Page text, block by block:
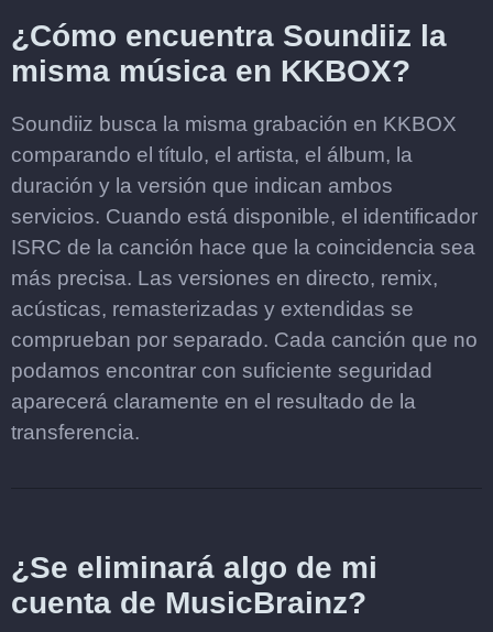
¿Cómo encuentra Soundiiz la
misma música en KKBOX?
Soundiiz busca la misma grabación en KKBOX
comparando el título, el artista, el álbum, la
duración y la versión que indican ambos
servicios. Cuando está disponible, el identificador
ISRC de la canción hace que la coincidencia sea
más precisa. Las versiones en directo, remix,
acústicas, remasterizadas y extendidas se
comprueban por separado. Cada canción que no
podamos encontrar con suficiente seguridad
aparecerá claramente en el resultado de la
transferencia.
¿Se eliminará algo de mi
cuenta de MusicBrainz?